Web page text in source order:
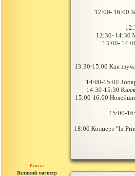
12:00- 16:00
12:30- 14:30
13:00-
13:30-15:00 Как
14:00-15:00
14:30-15:30
15:00-16:00
15:00-
18:00 Концерт "In
Рената
Великий магистр